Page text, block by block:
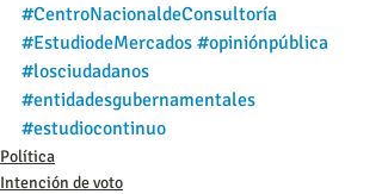
#CentroNacionaldeConsultoría
#EstudiodeMercados #opiniónpública
#losciudadanos
#entidadesgubernamentales
#estudiocontinuo
Política
Intención de voto